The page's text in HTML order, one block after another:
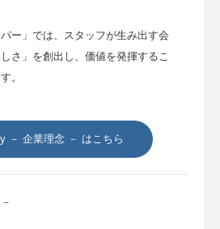
パー」では、スタッフが生み出す会
さ」を創出し、価値を発揮するこ
。
－ 企業理念 － はこちら